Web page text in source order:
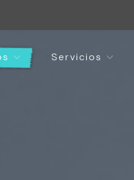
Servicios